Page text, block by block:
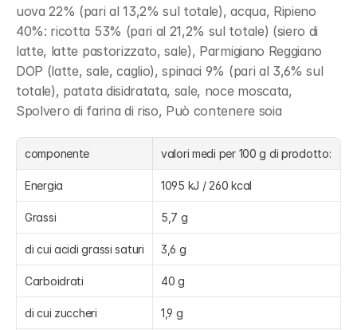
uova 22% (pari al 13,2% sul totale), acqua, Ripieno
40%: ricotta 53% (pari al 21,2% sul totale) (siero di
latte, latte pastorizzato, sale), Parmigiano Reggiano
DOP (latte, sale, caglio), spinaci 9% (pari al 3,6% sul
totale), patata disidratata, sale, noce moscata,
Spolvero di farina di riso, Può contenere soia
componente valori medi per 100 g di prodotto:
Energia 1095 kJ / 260 kcal
Grassi 5,7 g
di cui acidi grassi saturi 3,6 g
Carboidrati 40 g
di cui zuccheri 1,9 g